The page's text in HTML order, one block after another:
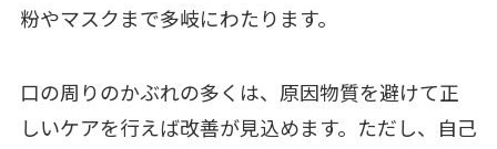
粉やマスクまで多岐にわたります。
口の周りのかぶれの多くは、原因物質を避けて正
しいケアを行えば改善が見込めます。ただし、自己